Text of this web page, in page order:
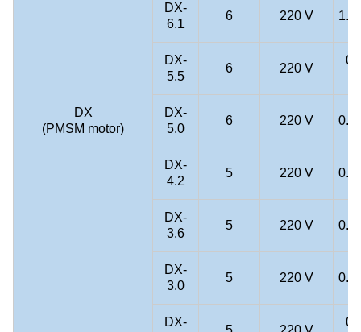
DX
(PMSM motor)
DX-
6.1
6 220 V 1.0
DX-
5.5
6 220 V
DX-
5.0
6 220 V 0.7
DX-
4.2
5 220 V 0.6
DX-
3.6
5 220 V 0.3
DX-
3.0
5 220 V 0.2
DX-